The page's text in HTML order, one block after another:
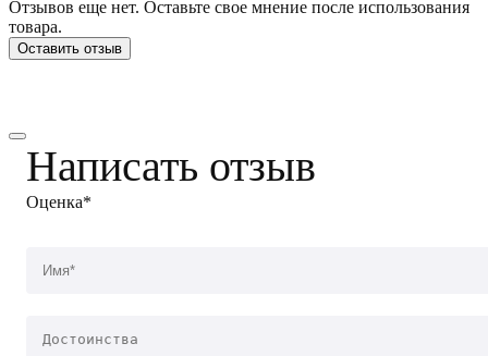
Отзывов еще нет. Оставьте свое мнение после использования
товара.
Оставить отзыв
Написать отзыв
Оценка*